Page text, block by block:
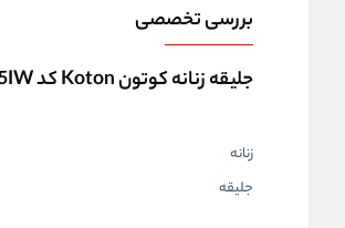
بررسی تخصصی
جلیقه زنانه کوتون Koton کد 6WAL20095IW
زنانه
جلیقه